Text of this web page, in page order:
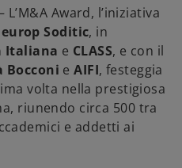
n
u
n
a
n
u
o
v
a
s
c
h
e
d
L’M&A Award, l’iniziativa
Soditic, in
Italiana e CLASS, e con il
Bocconi eAIFI, festeggia
volta nella prestigiosa
riunendo circa 500 tra
e addetti ai